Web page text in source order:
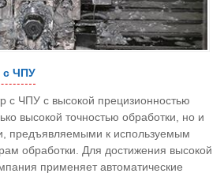
с ЧПУ
ЧПУ с высокой прецизионностью
высокой точностью обработки, но и
предъявляемыми к используемым
обработки. Для достижения высокой
применяет автоматические